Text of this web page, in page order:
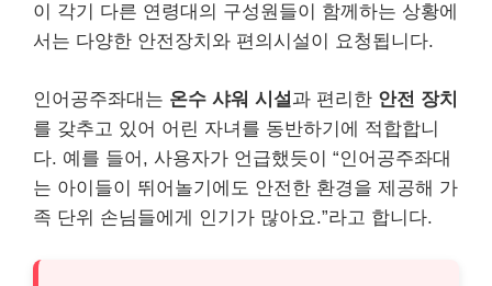
이 각기 다른 연령대의 구성원들이 함께하는 상황에
서는 다양한 안전장치와 편의시설이 요청됩니다.
인어공주좌대는 온수 샤워 시설 과 편리한 안전 장치
를 갖추고 있어 어린 자녀를 동반하기에 적합합니
다. 예를 들어, 사용자가 언급했듯이 “인어공주좌대
는 아이들이 뛰어놀기에도 안전한 환경을 제공해 가
족 단위 손님들에게 인기가 많아요.”라고 합니다.